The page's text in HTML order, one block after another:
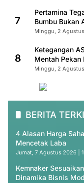
7
Pertamina
Bumbu Bukan
Minggu, 2
8
Ketegangan
Mentah Pekan
Minggu, 2
BERITA
4 Alasan Harga
Mencetak Laba
Jumat, 7 Agustus 2026 |
Kemnaker
Dinamika Bisnis